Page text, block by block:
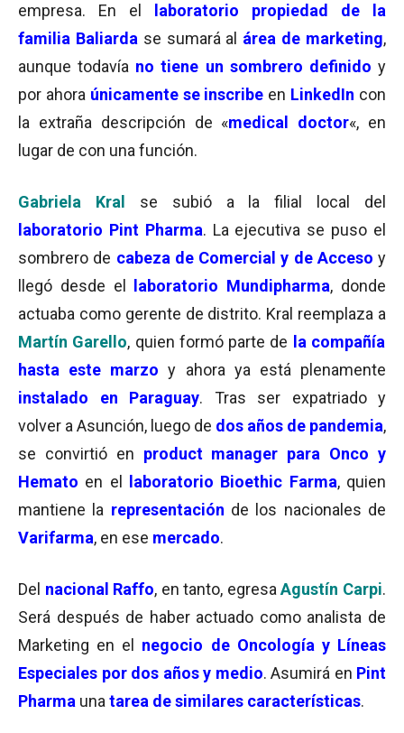
empresa. En el
laboratorio propiedad de la
familia Baliarda se sumará al área de marketing,
aunque todavía no tiene un sombrero definido y
por ahora únicamente se inscribe en LinkedIn con
la extraña descripción de «medical doctor«, en
lugar de con una función.
Gabriela Kral
se subió a la filial local del
laboratorio Pint Pharma. La ejecutiva se puso el
sombrero de cabeza de Comercial y de Acceso y
llegó desde el
laboratorio Mundipharma, donde
actuaba como gerente de distrito. Kral reemplaza a
Martín Garello, quien formó parte de
la compañía
hasta este marzo y ahora ya está plenamente
instalado en Paraguay. Tras ser expatriado y
volver a Asunción, luego de dos años de pandemia,
se convirtió en product manager para Onco y
Hemato en el laboratorio Bioethic Farma, quien
mantiene la representación de los nacionales de
Varifarma, en ese mercado.
Del nacional Raffo, en tanto, egresaAgustín Carpi.
Será después de haber actuado como analista de
Marketing en el negocio de Oncología y Líneas
Especiales por dos años y medio. Asumirá en Pint
Pharma una tarea de similares características.